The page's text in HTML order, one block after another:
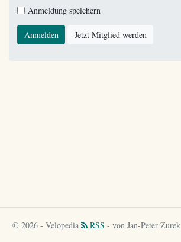
Anmeldung speichern
Anmelden Jetzt Mitglied werden
© 2026 - Velopedia RSS - von Jan-Peter Zurek